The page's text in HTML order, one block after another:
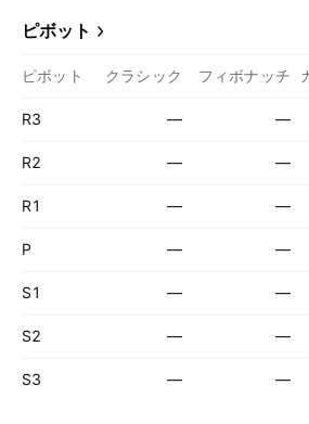
ピボット
ピボット クラシック フィボナッチ
R3 — —
R2 — —
R1 — —
P — —
S1 — —
S2 — —
S3 — —